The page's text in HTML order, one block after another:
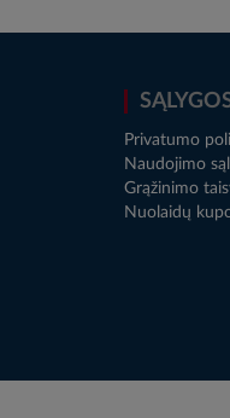
Privatumo
Naudojimo
Grąžinimo
Nuolaidų